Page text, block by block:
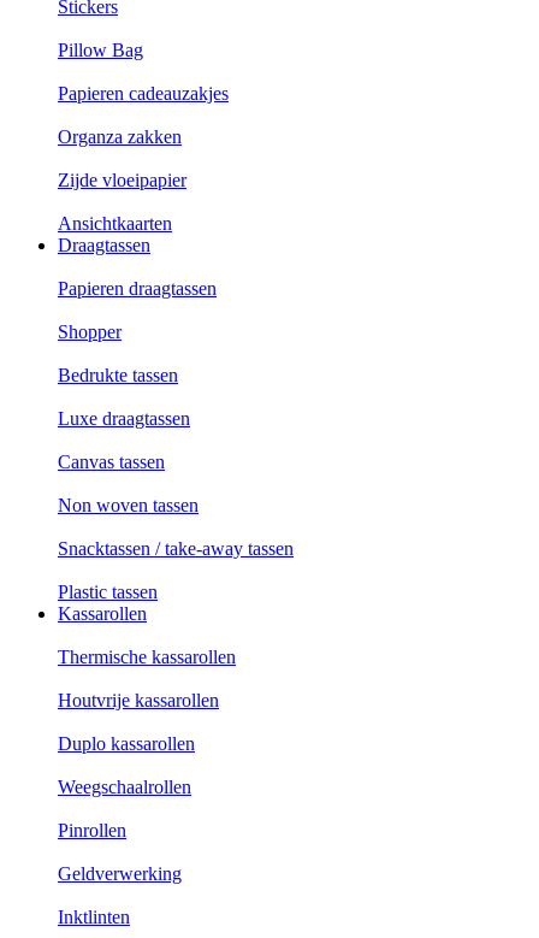
Stickers
Pillow Bag
Papieren cadeauzakjes
Organza zakken
Zijde vloeipapier
Ansichtkaarten
Draagtassen
Papieren draagtassen
Shopper
Bedrukte tassen
Luxe draagtassen
Canvas tassen
Non woven tassen
Snacktassen / take-away tassen
Plastic tassen
Kassarollen
Thermische kassarollen
Houtvrije kassarollen
Duplo kassarollen
Weegschaalrollen
Pinrollen
Geldverwerking
Inktlinten